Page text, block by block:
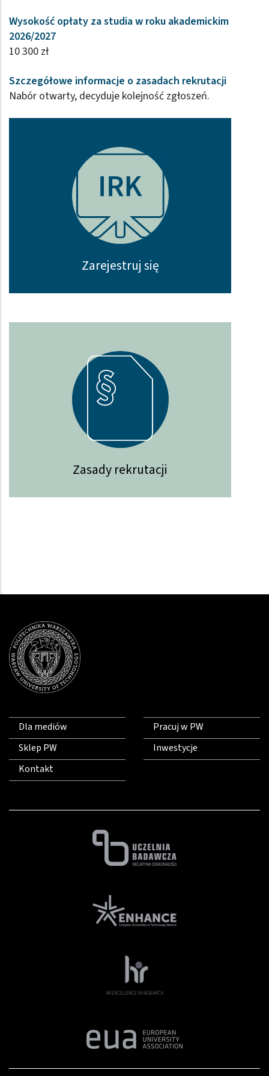
Wysokość opłaty za studia w roku akademickim
2026/2027
10 300 zł
Szczegółowe informacje o zasadach rekrutacji
Nabór otwarty, decyduje kolejność zgłoszeń.
Zarejestruj się
Zasady rekrutacji
Dla mediów
Sklep PW
Kontakt
Pracuj w PW
Inwestycje